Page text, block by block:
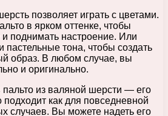
позволяет играть с цветами.
в ярком оттенке, чтобы
поднимать настроение. Или
пастельные тона, чтобы создать
образ. В любом случае, вы
и оригинально.
из валяной шерсти — его
как для повседневной
случаев. Вы можете надеть его